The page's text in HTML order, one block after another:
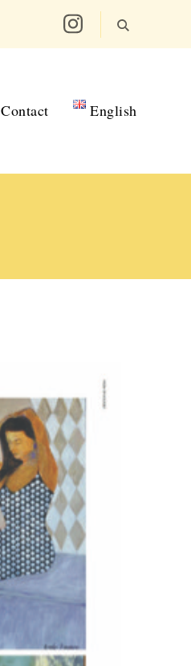
Contact English